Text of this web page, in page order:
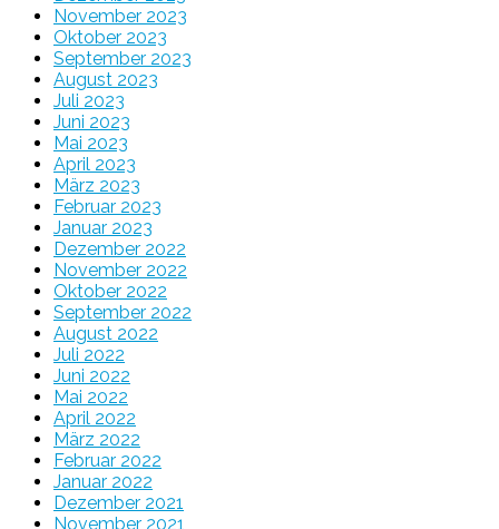
November 2023
Oktober 2023
September 2023
August 2023
Juli 2023
Juni 2023
Mai 2023
April 2023
März 2023
Februar 2023
Januar 2023
Dezember 2022
November 2022
Oktober 2022
September 2022
August 2022
Juli 2022
Juni 2022
Mai 2022
April 2022
März 2022
Februar 2022
Januar 2022
Dezember 2021
November 2021